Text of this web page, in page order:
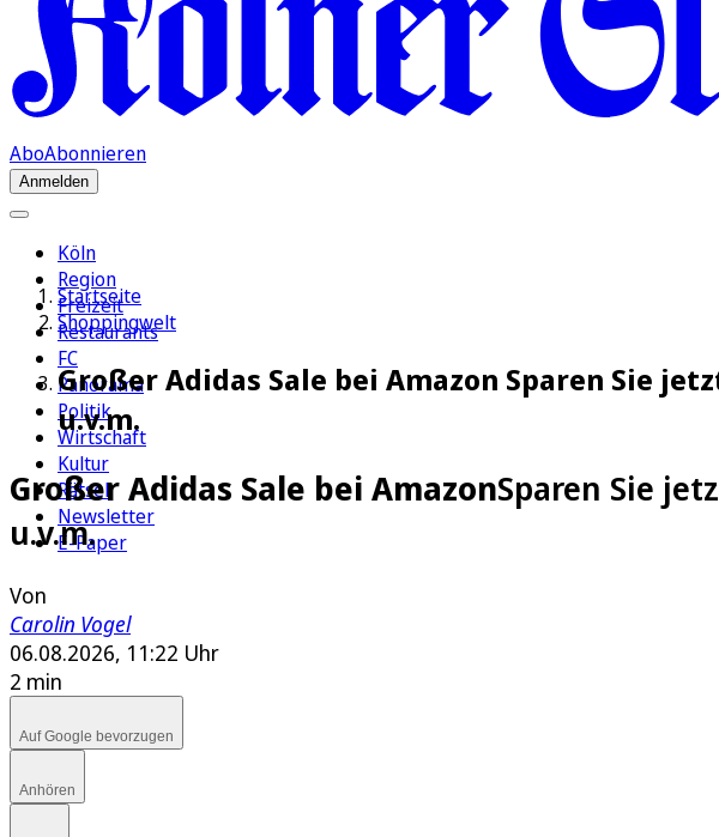
AboAbonnieren
Anmelden
Köln
Region
Freizeit
Restaurants
FC
Panorama
Politik
Wirtschaft
Kultur
Rätsel
Newsletter
E-Paper
Startseite
Shoppingwelt
Großer Adidas Sale bei Amazon Sparen Sie
u.v.m.
Großer Adidas Sale bei AmazonSparen Sie
u.v.m.
Von
Carolin Vogel
06.08.2026, 11:22 Uhr
2 min
Auf Google bevorzugen
Anhören